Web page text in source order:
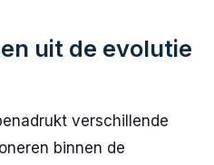
uit de evolutie
verschillende
binnen de